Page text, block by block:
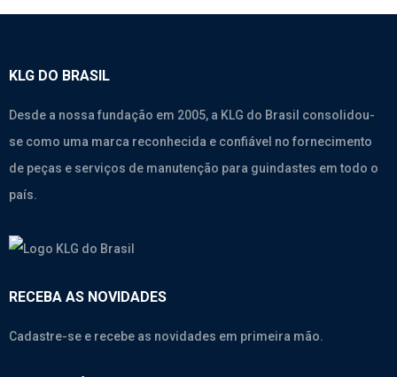
KLG DO BRASIL
Desde a nossa fundação em 2005, a KLG do Brasil consolidou-
se como uma marca reconhecida e confiável no fornecimento
de peças e serviços de manutenção para guindastes em todo o
país.
RECEBA AS NOVIDADES
Cadastre-se e recebe as novidades em primeira mão.